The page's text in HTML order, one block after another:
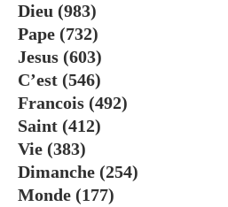
Dieu (983)
Pape (732)
Jesus (603)
C’est (546)
Francois (492)
Saint (412)
Vie (383)
Dimanche (254)
Monde (177)